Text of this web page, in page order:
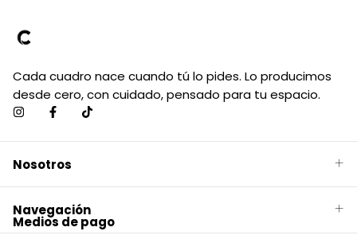
Cada cuadro nace cuando tú lo pides. Lo producimos
desde cero, con cuidado, pensado para tu espacio.
Nosotros
Navegación
Medios de pago